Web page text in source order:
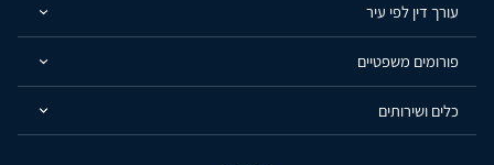
עורך דין לפי עיר
פורומים משפטיים
כלים ושירותים